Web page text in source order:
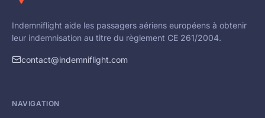
Indemniflight aide les passagers aériens européens à obtenir
leur indemnisation au titre du règlement CE 261/2004.
contact@indemniflight.com
NAVIGATION